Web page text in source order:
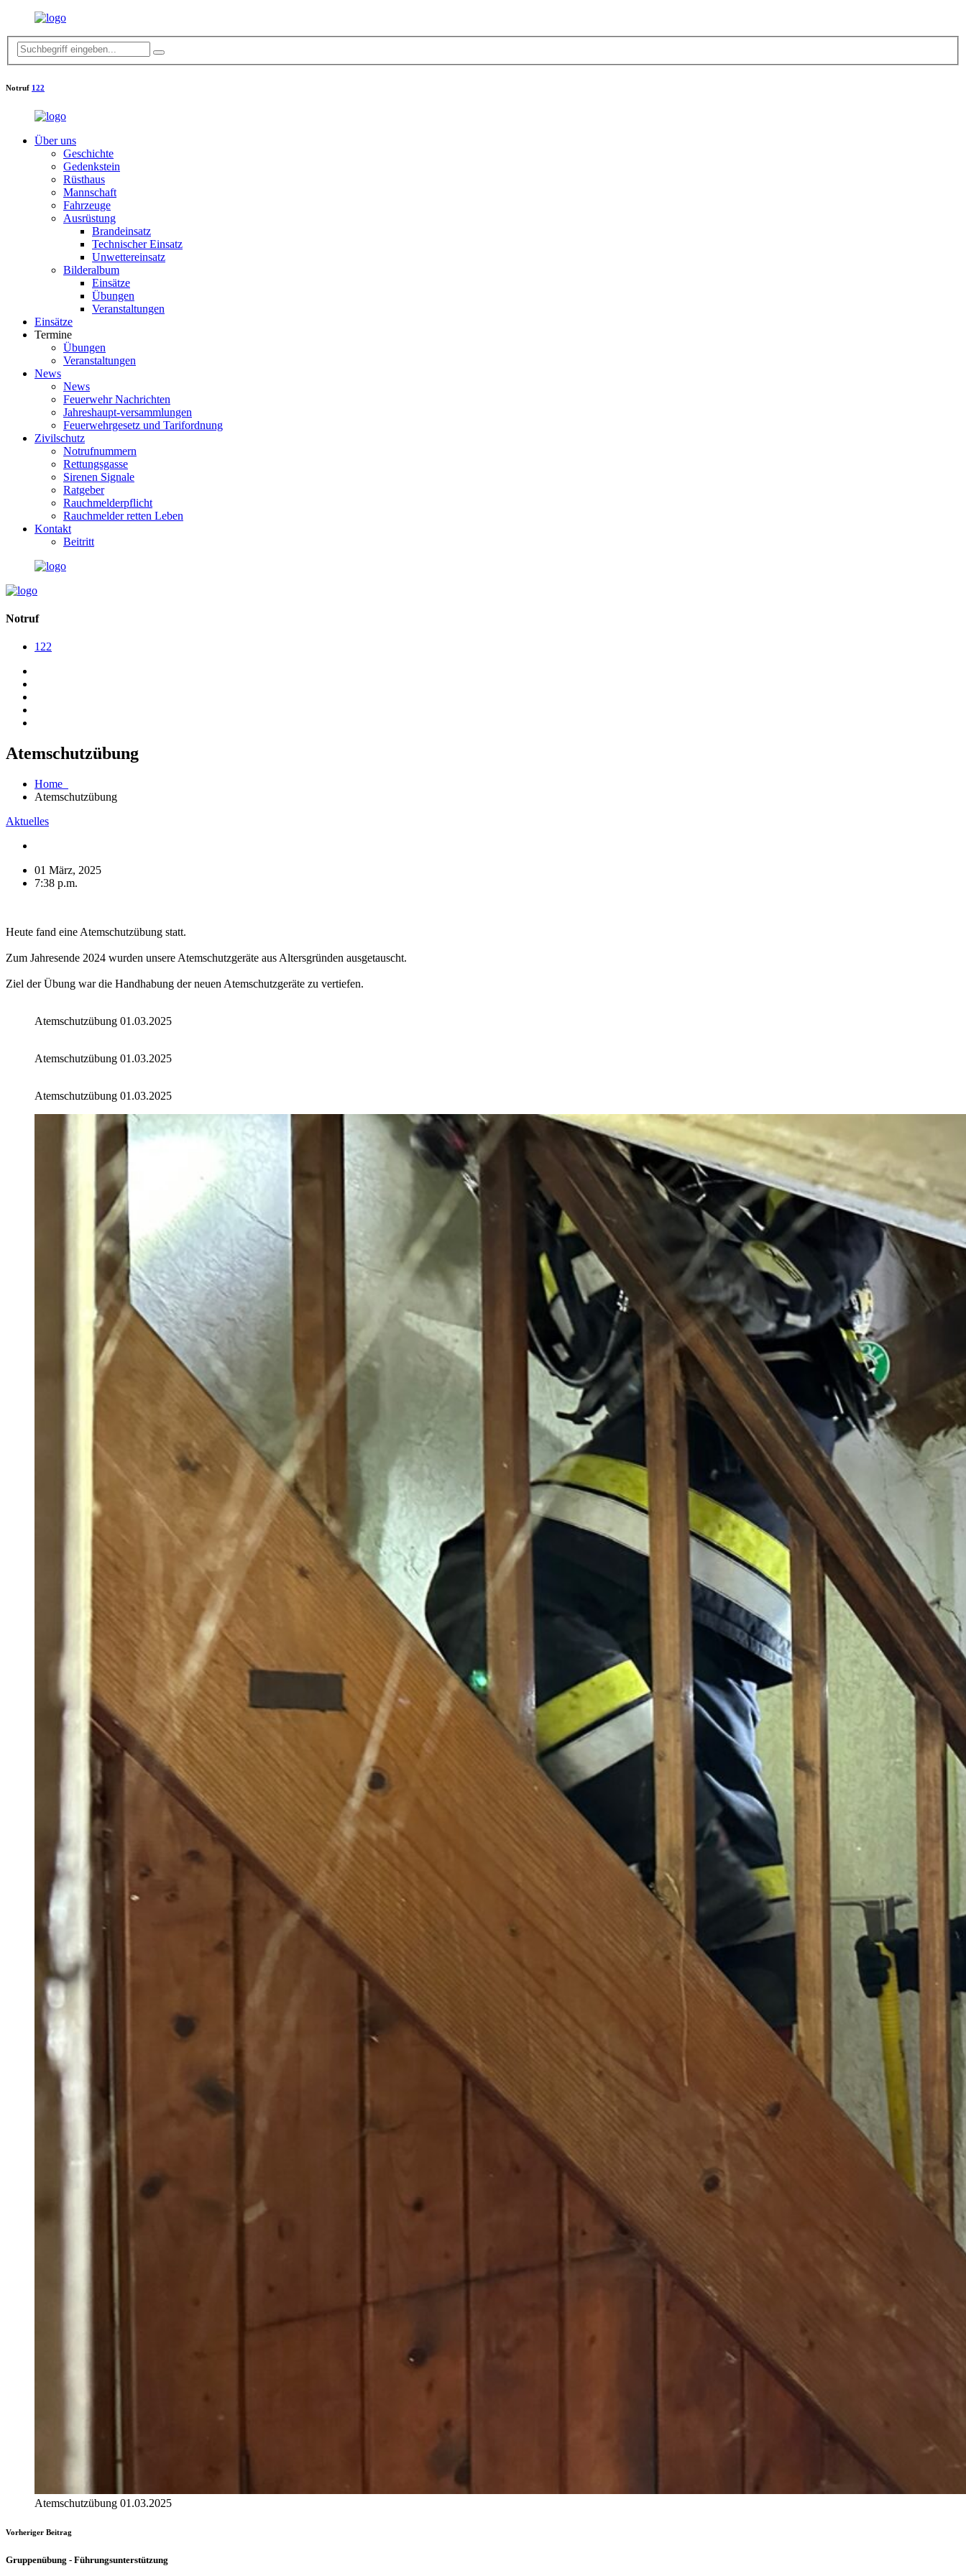
Notruf 122
Über uns
Geschichte
Gedenkstein
Rüsthaus
Mannschaft
Fahrzeuge
Ausrüstung
Brandeinsatz
Technischer Einsatz
Unwettereinsatz
Bilderalbum
Einsätze
Übungen
Veranstaltungen
Einsätze
Termine
Übungen
Veranstaltungen
News
News
Feuerwehr Nachrichten
Jahreshaupt-versammlungen
Feuerwehrgesetz und Tarifordnung
Zivilschutz
Notrufnummern
Rettungsgasse
Sirenen Signale
Ratgeber
Rauchmelderpflicht
Rauchmelder retten Leben
Kontakt
Beitritt
Notruf
122
Atemschutzübung
Home
Atemschutzübung
Aktuelles
01 März, 2025
7:38 p.m.
Heute fand eine Atemschutzübung statt.
Zum Jahresende 2024 wurden unsere Atemschutzgeräte aus Altersgründen ausgetauscht.
Ziel der Übung war die Handhabung der neuen Atemschutzgeräte zu vertiefen.
Atemschutzübung 01.03.2025
Atemschutzübung 01.03.2025
Atemschutzübung 01.03.2025
Atemschutzübung 01.03.2025
Vorheriger Beitrag
Gruppenübung - Führungsunterstützung